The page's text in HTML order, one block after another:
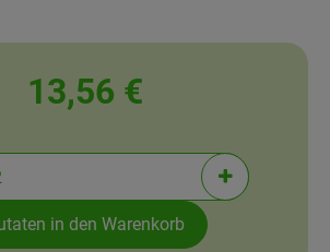
13,56 €
verringern (aktuell 2 PortionenPortionen
in den Warenkorb